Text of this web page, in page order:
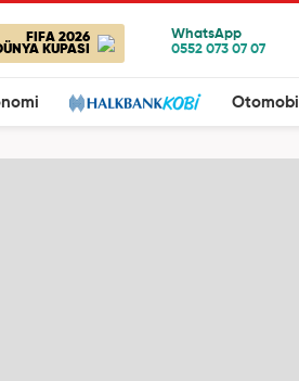
FIFA 2026
KUPASI
Otomobil